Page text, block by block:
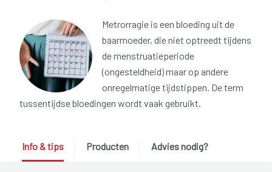
Metrorragie is een bloeding uit de
baarmoeder, die niet optreedt tijdens
de menstruatieperiode
(ongesteldheid) maar op andere
onregelmatige tijdstippen. De term
tussentijdse bloedingen wordt vaak gebruikt.
Info & tips Producten Advies nodig?